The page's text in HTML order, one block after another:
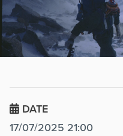
DATE
17/07/2025 21:00